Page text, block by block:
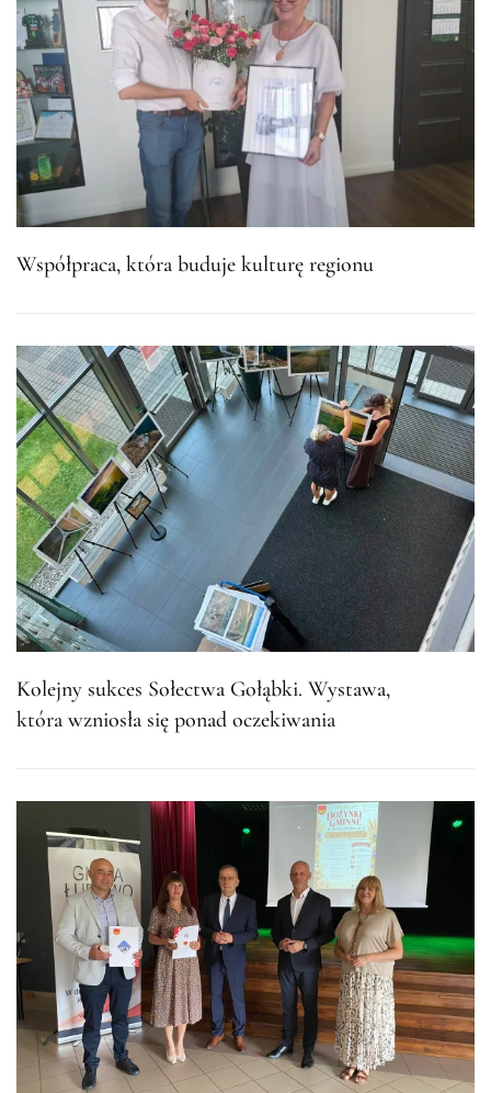
Współpraca, która buduje kulturę regionu
Kolejny sukces Sołectwa Gołąbki. Wystawa,
która wzniosła się ponad oczekiwania